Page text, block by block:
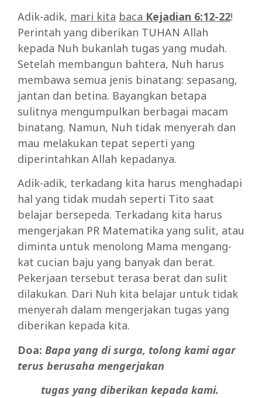
Adik-adik, mari kita baca Kejadian 6:12-22!
Perintah yang diberikan TUHAN Allah
kepada Nuh bukanlah tugas yang mudah.
Setelah membangun bahtera, Nuh harus
membawa semua jenis binatang: sepasang,
jantan dan betina. Bayangkan betapa
sulitnya mengumpulkan berbagai macam
binatang. Namun, Nuh tidak menyerah dan
mau melakukan tepat seperti yang
diperintahkan Allah kepadanya.
Adik-adik, terkadang kita harus menghadapi
hal yang tidak mudah seperti Tito saat
belajar bersepeda. Terkadang kita harus
mengerjakan PR Matematika yang sulit, atau
diminta untuk menolong Mama mengang-
kat cucian baju yang banyak dan berat.
Pekerjaan tersebut terasa berat dan sulit
dilakukan. Dari Nuh kita belajar untuk tidak
menyerah dalam mengerjakan tugas yang
diberikan kepada kita.
Doa: Bapa yang di surga, tolong kami agar
terus berusaha mengerjakan
tugas yang diberikan kepada kami.